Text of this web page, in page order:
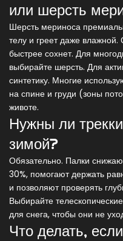
или шерсть
Шерсть мериноса
телу и греет даже
быстрее сохнет. Для
выбирайте шерсть. Для
синтетику. Многие
на спине и груди (зоны
животе.
Нужны ли
зимой?
Обязательно. Палки
30%, помогают держать
и позволяют проверять
Выбирайте
для снега, чтобы они не
Что делать,